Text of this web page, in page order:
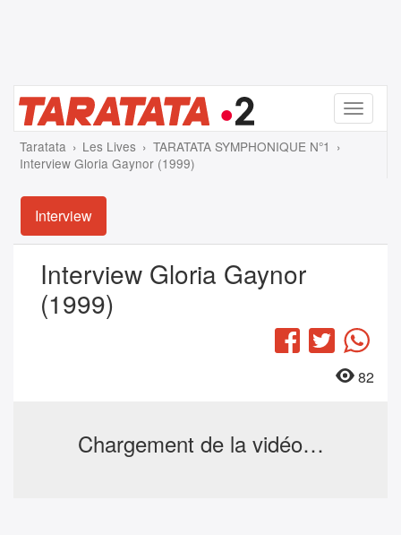
Menu
Taratata Les Lives
TARATATA SYMPHONIQUE N°1
Interview Gloria Gaynor (1999)
Interview
Interview Gloria Gaynor
(1999)
Facebook
Twitter
82
Chargement de la vidéo…